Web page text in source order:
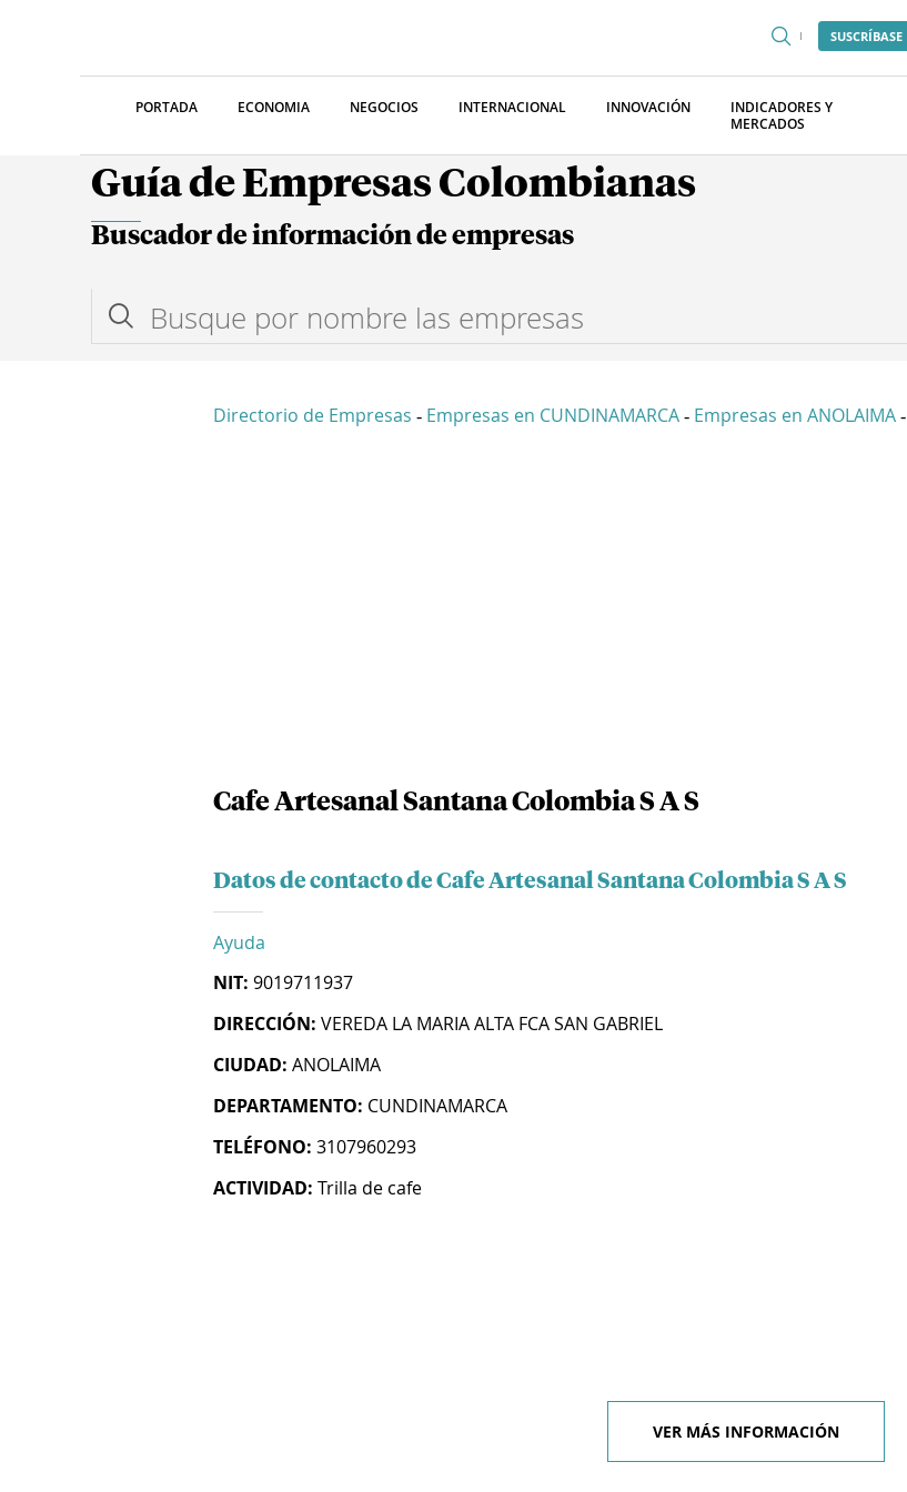
SUSCRÍBASE
PORTADA ECONOMIA NEGOCIOS INTERNACIONAL INNOVACIÓN
INDICADORES Y
MERCADOS
Guía de Empresas Colombianas
Buscador de información de empresas
Directorio de Empresas - Empresas en CUNDINAMARCA - Empresas en ANOLAIMA -
Cafe Artesanal Santana Colombia S A S
Datos de contacto de Cafe Artesanal Santana Colombia S A S
Ayuda
NIT: 9019711937
DIRECCIÓN: VEREDA LA MARIA ALTA FCA SAN GABRIEL
CIUDAD: ANOLAIMA
DEPARTAMENTO: CUNDINAMARCA
TELÉFONO: 3107960293
ACTIVIDAD: Trilla de cafe
VER MÁS INFORMACIÓN